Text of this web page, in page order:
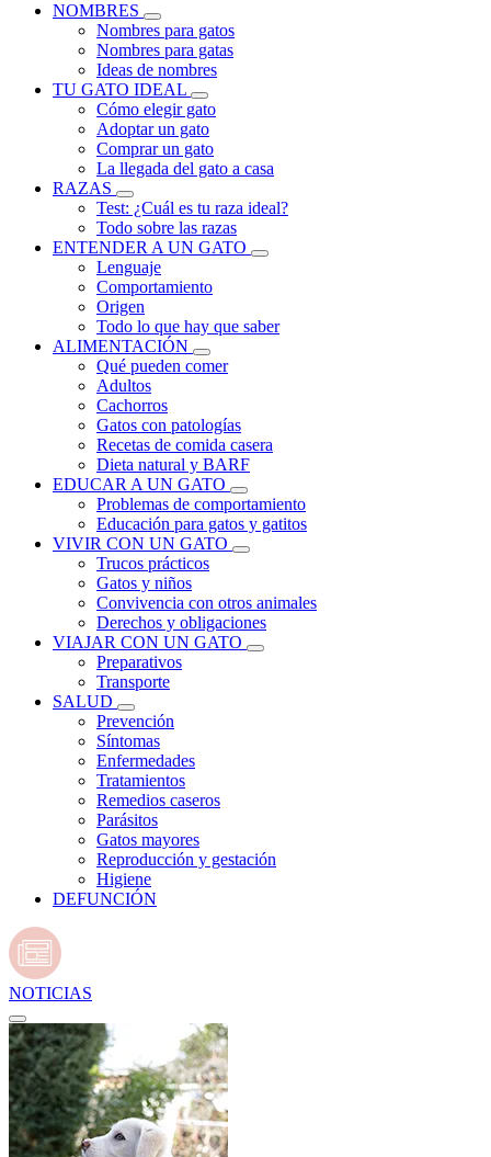
NOMBRES
Nombres para gatos
Nombres para gatas
Ideas de nombres
TU GATO IDEAL
Cómo elegir gato
Adoptar un gato
Comprar un gato
La llegada del gato a casa
RAZAS
Test: ¿Cuál es tu raza ideal?
Todo sobre las razas
ENTENDER A UN GATO
Lenguaje
Comportamiento
Origen
Todo lo que hay que saber
ALIMENTACIÓN
Qué pueden comer
Adultos
Cachorros
Gatos con patologías
Recetas de comida casera
Dieta natural y BARF
EDUCAR A UN GATO
Problemas de comportamiento
Educación para gatos y gatitos
VIVIR CON UN GATO
Trucos prácticos
Gatos y niños
Convivencia con otros animales
Derechos y obligaciones
VIAJAR CON UN GATO
Preparativos
Transporte
SALUD
Prevención
Síntomas
Enfermedades
Tratamientos
Remedios caseros
Parásitos
Gatos mayores
Reproducción y gestación
Higiene
DEFUNCIÓN
NOTICIAS